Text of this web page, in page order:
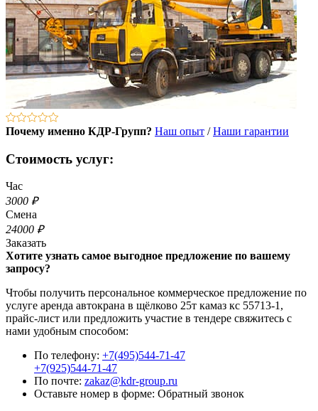
Почему именно КДР-Групп? Наш опыт /Наши гарантии
Стоимость услуг:
Час
3000 ₽
Смена
24000 ₽
Заказать
Хотите узнать самое выгодное предложение по вашему
запросу?
Чтобы получить персональное коммерческое предложение по
услуге аренда автокрана в щёлково 25т камаз кс 55713-1,
прайс-лист или предложить участие в тендере свяжитесь с
нами удобным способом:
По телефону: +7(495)544-71-47
+7(925)544-71-47
По почте: zakaz@kdr-group.ru
Оставьте номер в форме: Обратный звонок